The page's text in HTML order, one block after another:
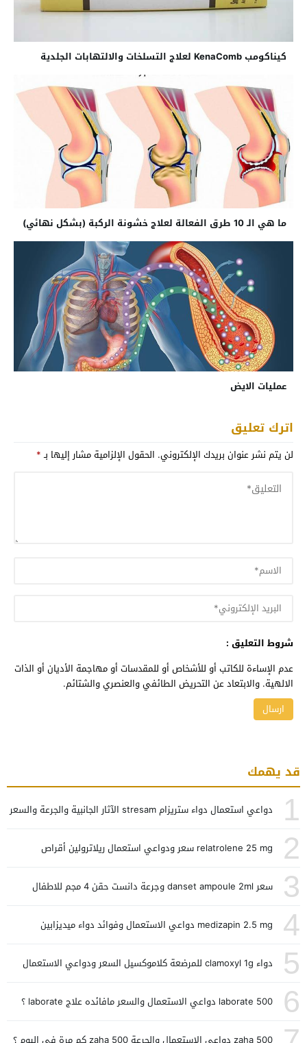
كيناكومب KenaComb لعلاج التسلخات والالتهابات الجلدية
ما هي الـ 10 طرق الفعالة لعلاج خشونة الركبة (بشكل نهائي)
عمليات الايض
اترك تعليق
لن يتم نشر عنوان بريدك الإلكتروني. الحقول الإلزامية مشار إليها بـ*
شروط التعليق :
عدم الإساءة للكاتب أو للأشخاص أو للمقدسات أو مهاجمة الأديان أو الذات
الالهية. والابتعاد عن التحريض الطائفي والعنصري والشتائم.
قد يهمك
1 دواعي استعمال دواء ستريزام stresam الآثار الجانبية والجرعة والسعر
2 relatrolene 25 mg سعر ودواعي استعمال ريلاترولين أقراص
3 سعر danset ampoule 2ml وجرعة دانست حقن 4 مجم للاطفال
4 medizapin 2.5 mg دواعي الاستعمال وفوائد دواء ميديزابين
5 دواء clamoxyl 1g للمرضعة كلاموكسيل السعر ودواعي الاستعمال
6 laborate 500 دواعي الاستعمال والسعر مافائده علاج laborate ؟